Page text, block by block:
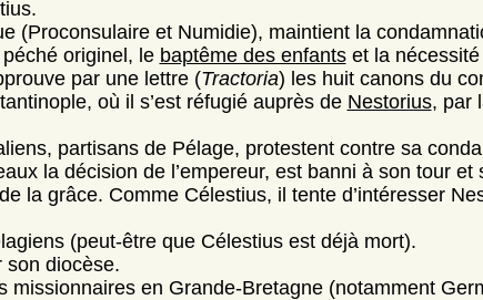
(Proconsulaire et Numidie), maintient la
originel, le baptême des enfantset la nécessité
par une lettre (Tractoria) les huit canons du
où il s’est réfugié auprès de Nestorius, par
partisans de Pélage, protestent contre sa
la décision de l’empereur, est banni à son tour et
la grâce. Comme Célestius, il tente d’intéresser
(peut-être que Célestius est déjà mort).
son diocèse.
missionnaires en Grande-Bretagne (notamment